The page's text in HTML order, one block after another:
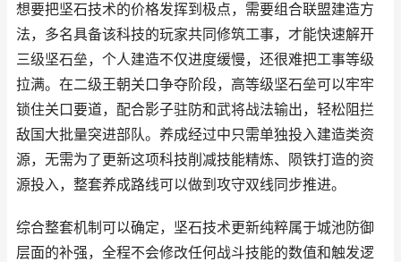
想要把坚石技术的价格发挥到极点，需要组合联盟建造方
法，多名具备该科技的玩家共同修筑工事，才能快速解开
三级坚石垒，个人建造不仅进度缓慢，还很难把工事等级
拉满。在二级王朝关口争夺阶段，高等级坚石垒可以牢牢
锁住关口要道，配合影子驻防和武将战法输出，轻松阻拦
敌国大批量突进部队。养成经过中只需单独投入建造类资
源，无需为了更新这项科技削减技能精炼、陨铁打造的资
源投入，整套养成路线可以做到攻守双线同步推进。
综合整套机制可以确定，坚石技术更新纯粹属于城池防御
层面的补强，全程不会修改任何战斗技能的数值和触发逻